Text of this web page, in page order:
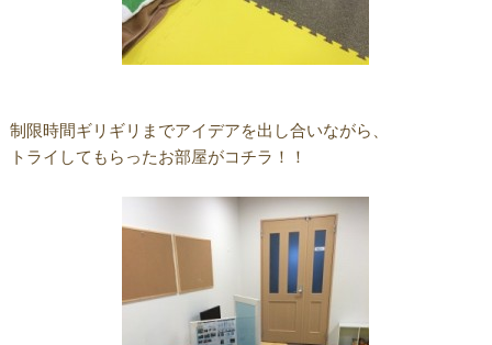
制限時間ギリギリまでアイデアを出し合いながら、
トライしてもらったお部屋がコチラ！！